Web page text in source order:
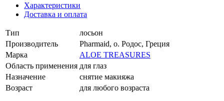
Характеристики
Доставка и оплата
Тип
лосьон
Производитель
Pharmaid, о. Родос, Греция
Марка
ALOE TREASURES
Область применения для глаз
Назначение
снятие макияжа
Возраст
для любого возраста